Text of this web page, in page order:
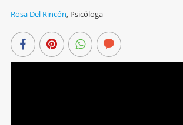
Rosa Del Rincón, Psicóloga